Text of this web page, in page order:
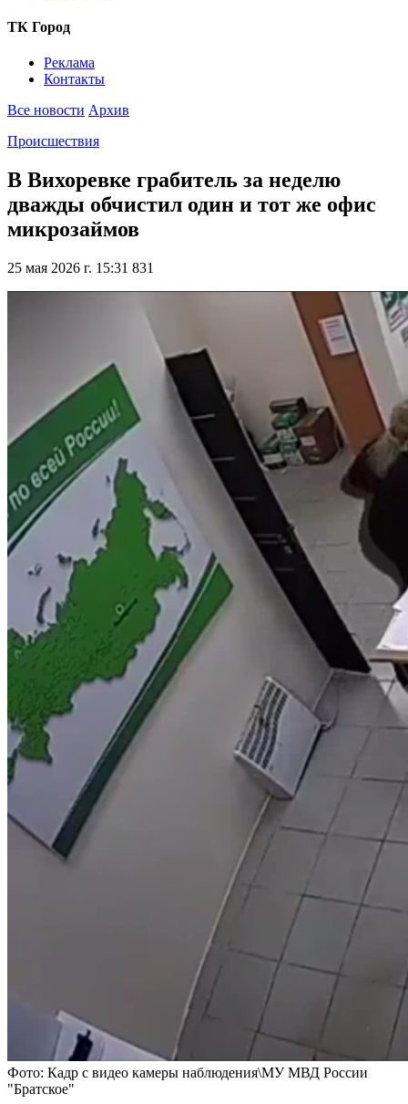
ТК Город
Реклама
Контакты
Все новости Архив
Происшествия
В Вихоревке грабитель за неделю
дважды обчистил один и тот же офис
микрозаймов
25 мая 2026 г. 15:31 831
Фото: Кадр с видео камеры наблюдения\МУ МВД России
"Братское"